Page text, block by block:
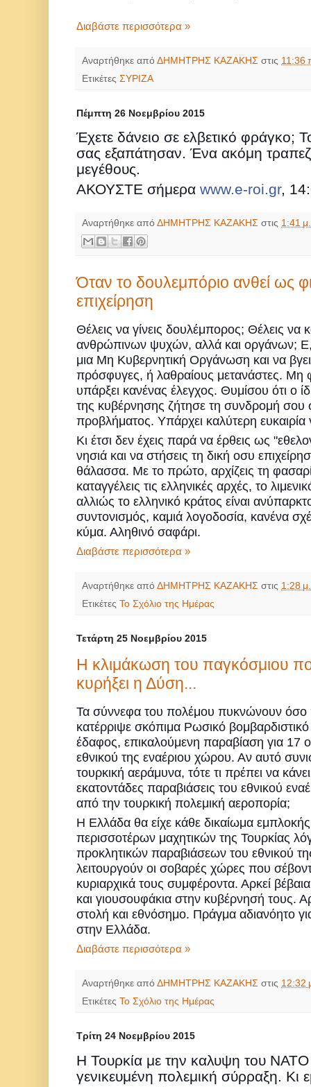
Διαβάστε περισσότερα »
Αναρτήθηκε από ΔΗΜΗΤΡΗΣ ΚΑΖΑΚΗΣ στις 11:36
Ετικέτες ΣΥΡΙΖΑ
Πέμπτη 26 Νοεμβρίου 2015
Έχετε δάνειο σε ελβετικό φράγκο;
σας εξαπάτησαν. Ένα ακόμη
μεγέθους.
ΑΚΟΥΣΤΕ σήμερα www.e-roi.gr,
Αναρτήθηκε από ΔΗΜΗΤΡΗΣ ΚΑΖΑΚΗΣ στις 1:41
Όταν το δουλεμπόριο ανθεί ως
επιχείρηση
Θέλεις να γίνεις δουλέμπορος; Θέλεις να
ανθρώπινων ψυχών, αλλά και οργάνων; Ε,
μια Μη Κυβερνητική Οργάνωση και να
πρόσφυγες, ή λαθραίους μετανάστες. Μη
υπάρξει κανένας έλεγχος. Θυμίσου ότι ο
της κυβέρνησης ζήτησε τη συνδρομή σου
προβλήματος. Υπάρχει καλύτερη
Κι έτσι δεν έχεις παρά να έρθεις ως
νησιά και να στήσεις τη δική οσυ
θάλασσα. Με το πρώτο, αρχίζεις τη
καταγγέλεις τις ελληνικές αρχές, το
αλλιώς το ελληνικό κράτος είναι
συντονισμός, καμιά λογοδοσία, κανένα
κύμα. Αληθινό σαφάρι.
Διαβάστε περισσότερα »
Αναρτήθηκε από ΔΗΜΗΤΡΗΣ ΚΑΖΑΚΗΣ στις 1:28
Ετικέτες Το Σχόλιο της Ημέρας
Τετάρτη 25 Νοεμβρίου 2015
Η κλιμάκωση του παγκόσμιου
κυρήξει η Δύση...
Τα σύννεφα του πολέμου πυκνώνουν όσο
κατέρριψε σκόπιμα Ρωσικό
έδαφος, επικαλούμενη παραβίαση για 17
εθνικού της εναέριου χώρου. Αν αυτό
τουρκική αεράμυνα, τότε τι πρέπει να
εκατοντάδες παραβιάσεις του εθνικού
από την τουρκική πολεμική αεροπορία;
Η Ελλάδα θα είχε κάθε δικαίωμα
περισσοτέρων μαχητικών της Τουρκίας
προκλητικών παραβιάσεων του εθνικού
λειτουργούν οι σοβαρές χώρες που
κυριαρχικά τους συμφέροντα. Αρκεί
και γιουσουφάκια στην κυβέρνησή τους.
στολή και εθνόσημο. Πράγμα αδιανόητο
στην Ελλάδα.
Διαβάστε περισσότερα »
Αναρτήθηκε από ΔΗΜΗΤΡΗΣ ΚΑΖΑΚΗΣ στις 12:32
Ετικέτες Το Σχόλιο της Ημέρας
Τρίτη 24 Νοεμβρίου 2015
Η Τουρκία με την καλυψη του
γενικευμένη πολεμική σύρραξη. Κι